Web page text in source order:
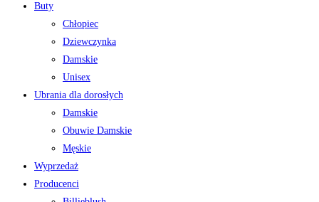
Buty
Chłopiec
Dziewczynka
Damskie
Unisex
Ubrania dla dorosłych
Damskie
Obuwie Damskie
Męskie
Wyprzedaż
Producenci